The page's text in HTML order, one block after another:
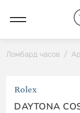
Ломбард часов /
Rolex
DAYTONA